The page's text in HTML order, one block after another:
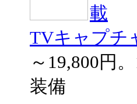
載
TVキャプチ
～19,800円
装備